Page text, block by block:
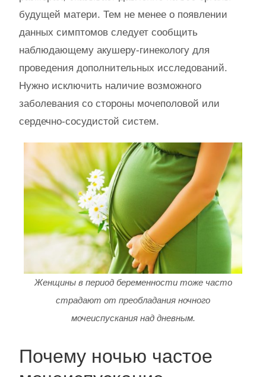
будущей матери. Тем не менее о появлении
данных симптомов следует сообщить
наблюдающему акушеру-гинекологу для
проведения дополнительных исследований.
Нужно исключить наличие возможного
заболевания со стороны мочеполовой или
сердечно-сосудистой систем.
Женщины в период беременности тоже часто
страдают от преобладания ночного
мочеиспускания над дневным.
Почему ночью частое